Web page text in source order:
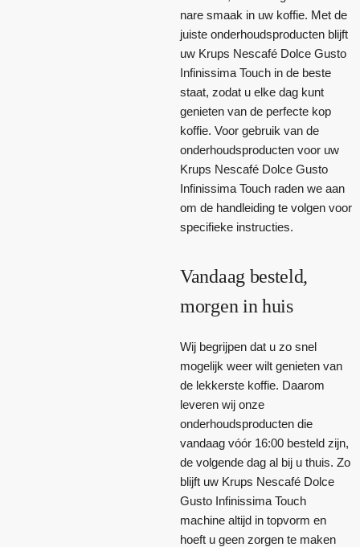
nare smaak in uw koffie. Met de
juiste onderhoudsproducten blijft
uw Krups Nescafé Dolce Gusto
Infinissima Touch in de beste
staat, zodat u elke dag kunt
genieten van de perfecte kop
koffie. Voor gebruik van de
onderhoudsproducten voor uw
Krups Nescafé Dolce Gusto
Infinissima Touch raden we aan
om de handleiding te volgen voor
specifieke instructies.
Vandaag besteld,
morgen in huis
Wij begrijpen dat u zo snel
mogelijk weer wilt genieten van
de lekkerste koffie. Daarom
leveren wij onze
onderhoudsproducten die
vandaag vóór 16:00 besteld zijn,
de volgende dag al bij u thuis. Zo
blijft uw Krups Nescafé Dolce
Gusto Infinissima Touch
machine altijd in topvorm en
hoeft u geen zorgen te maken